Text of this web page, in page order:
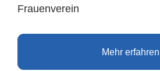
Frauenverein
Mehr erfahren